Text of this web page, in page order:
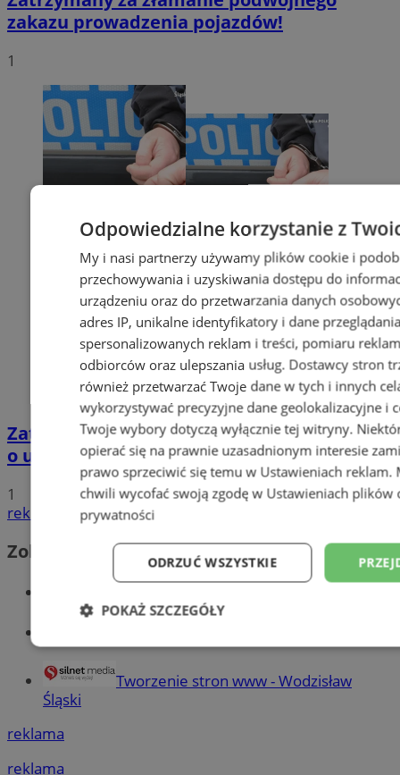
zakazu prowadzenia pojazdów!
1
Zatrzymano 35-latka związanego ze sprawą
o usiłowanie zabójstwa!
1
reklama
Zobacz również
Tworzenie stron www - Wodzisław
Śląski
reklama
reklama
Odpowiedzialne korzystanie z
My i nasi partnerzy używamy plików cookie i
przechowywania i uzyskiwania dostępu do
urządzeniu oraz do przetwarzania danych
adres IP, unikalne identyfikatory i dane
spersonalizowanych reklam i treści, pomiaru
odbiorców oraz ulepszania usług. Dostawcy stron
również przetwarzać Twoje dane w tych i innych
wykorzystywać precyzyjne dane geolokalizacyjne i
Twoje wybory dotyczą wyłącznie tej witryny.
opierać się na prawnie uzasadnionym interesie
prawo sprzeciwić się temu w Ustawieniach reklam.
chwili wycofać swoją zgodę w Ustawieniach plików
prywatności
ODRZUĆ WSZYSTKIE
POKAŻ SZCZEGÓŁY
Niezbędne Wydajność